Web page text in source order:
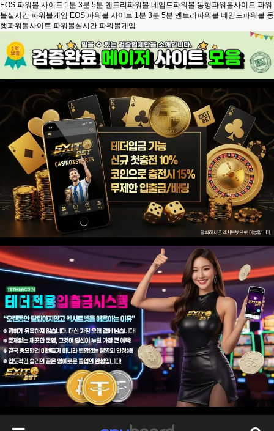
EOS 파워볼 사이트 1분 3분 5분 엔트리파워볼 네임드파워볼 동행파워볼사이트 파워
볼실시간 파워볼게임 EOS 파워볼 사이트 1분 3분 5분 엔트리파워볼 네임드파워볼 동
행파워볼사이트 파워볼실시간 파워볼게임